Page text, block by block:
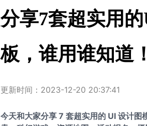
分享7套超实用
板，谁用谁知道
更新时间：2023-12-20 20:37:41
今天和大家分享 7 套超实用的 UI 设计图